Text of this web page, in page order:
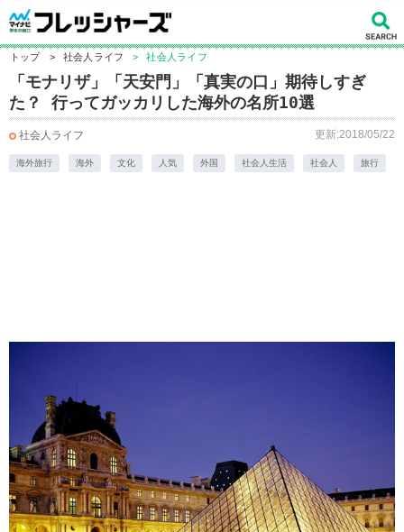
トップ > 社会人ライフ > 社会人ライフ
「モナリザ」「天安門」「真実の口」期待しすぎ
た？ 行ってガッカリした海外の名所10選
社会人ライフ 更新:2018/05/22
海外旅行 海外 文化 人気 外国 社会人生活 社会人 旅行